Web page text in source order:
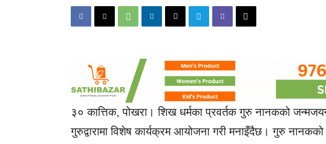
३० कात्तिक, पोखरा। शिख धर्मका प्रवर्तक गुरु नानकको
गुरुद्वारामा विशेष कार्यक्रम आयोजना गरी मनाइँदैछ। गुरु